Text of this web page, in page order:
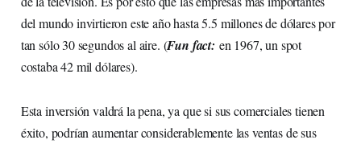
del mundo invirtieron este año hasta 5.5 millones de dólares por
tan sólo 30 segundos al aire. (Fun fact: en 1967, un spot
costaba 42 mil dólares).
Esta inversión valdrá la pena, ya que si sus comerciales tienen
éxito, podrían aumentar considerablemente las ventas de sus